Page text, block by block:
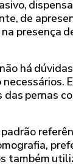
de
presença
há
pernas
padrão
também